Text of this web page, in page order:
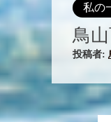
私の
鳥
投稿者: